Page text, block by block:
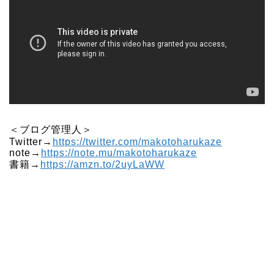
＜ブログ管理人＞
Twitter→ https://twitter.com/makotoharukaze
note→ https://note.mu/makotoharukaze
書籍→ https://amzn.to/2uyLaWW